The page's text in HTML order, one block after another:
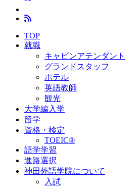
TOP
就職
キャビンアテンダント
グランドスタッフ
ホテル
英語教師
観光
大学編入学
留学
資格・検定
TOEIC®
語学学習
進路選択
神田外語学院について
入試